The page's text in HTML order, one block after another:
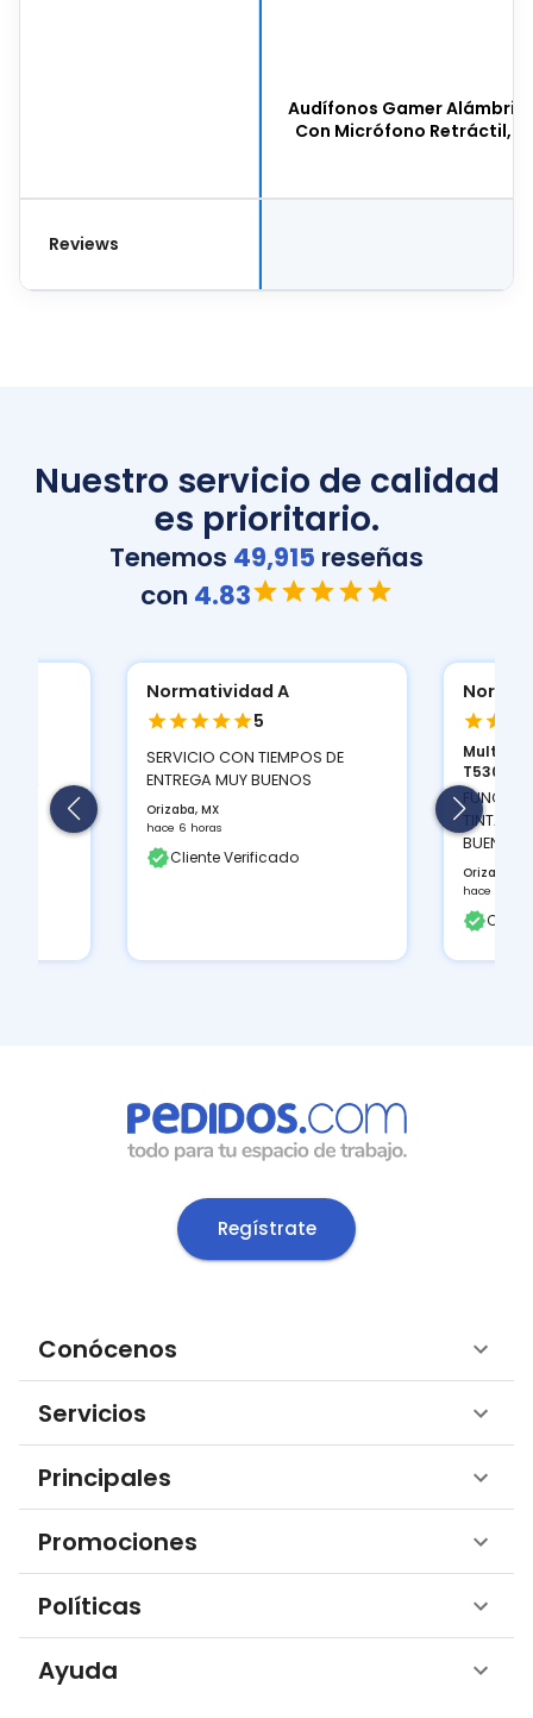
Audífonos Gamer
Con Micrófono Retráctil,
Reviews
Nuestro servicio de calidad
es prioritario.
Tenemos 49,915 reseñas
con 4.83
Normatividad A
5
SERVICIO CON TIEMPOS DE
ENTREGA MUY BUENOS
Orizaba, MX
hace 6 horas
Cliente Verificado
T530D...
TINTAS
BUEN
Orizaba,
hace 6
Regístrate
Conócenos
Servicios
Principales
Promociones
Políticas
Ayuda